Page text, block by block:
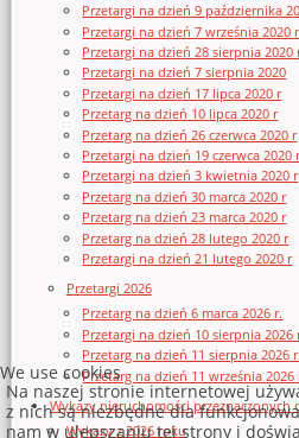
Przetargi na dzień 9 października
Przetargi na dzień 7 września 2020 r
Przetargi na dzień 28 sierpnia 2020
Przetargi na dzień 7 sierpnia 2020
Przetargi na dzień 17 lipca 2020 r
Przetarg na dzień 10 lipca 2020 r
Przetarg na dzień 26 czerwca 2020 r
Przetargi na dzień 19 czerwca 2020
Przetargi na dzień 3 kwietnia 2020 r
Przetarg na dzień 30 marca 2020 r
Przetarg na dzień 23 marca 2020 r
Przetarg na dzień 28 lutego 2020 r
Przetargi na dzień 21 lutego 2020 r
Przetargi 2026
Przetarg na dzień 6 marca 2026 r.
Przetargi na dzień 10 sierpnia 2026
Przetarg na dzień 11 sierpnia 2026 r.
Przetarg na dzień 11 września 2026
Wykazy nieruchomości przeznaczonych
Wykazy z 2026 roku
We use cookies
Na naszej stronie internetowej
z nich są niezbędne dla
nam w ulepszaniu tej strony i